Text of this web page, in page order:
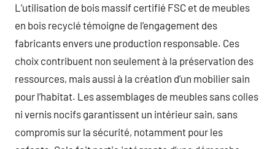
L’utilisation de bois massif certifié FSC et de meubles
en bois recyclé témoigne de l’engagement des
fabricants envers une production responsable. Ces
choix contribuent non seulement à la préservation des
ressources, mais aussi à la création d’un mobilier sain
pour l’habitat. Les assemblages de meubles sans colles
ni vernis nocifs garantissent un intérieur sain, sans
compromis sur la sécurité, notamment pour les